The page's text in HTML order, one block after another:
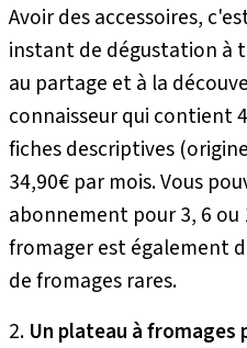
Avoir des accessoires,
instant de dégustation à
au partage et à la
connaisseur qui contient
fiches descriptives
34,90€ par mois. Vous
abonnement pour 3, 6 ou
fromager est également
de fromages rares.
2. Un plateau à